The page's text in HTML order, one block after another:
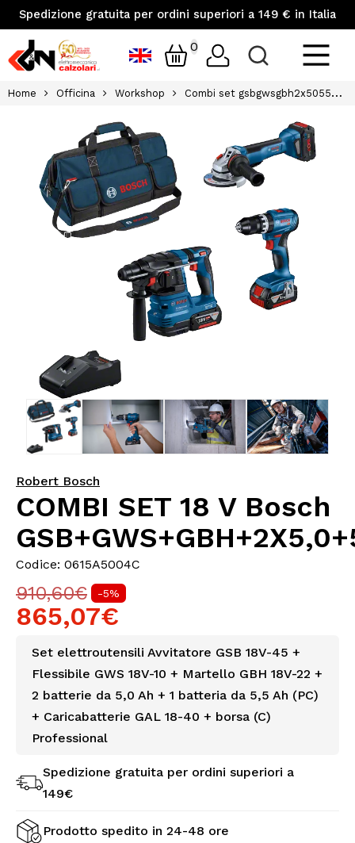
Spedizione gratuita per ordini superiori a 149 € in Italia
0
Home Officina Workshop Combi set gsbgwsgbh2x5055galba
Robert Bosch
COMBI SET 18 V Bosch
Codice: 0615A5004C
910,60€ -5%
865,07€
Set elettroutensili Avvitatore GSB 18V-45 +
Flessibile GWS 18V-10 + Martello GBH 18V-22 +
2 batterie da 5,0 Ah + 1 batteria da 5,5 Ah (PC)
+ Caricabatterie GAL 18-40 + borsa (C)
Professional
Spedizione gratuita per ordini superiori a
149€
Prodotto spedito in 24-48 ore